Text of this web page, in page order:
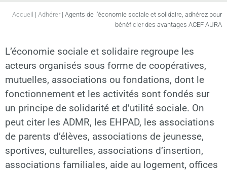
Accueil | Adhérer | Agents de l’économie sociale et solidaire, adhérez pour
bénéficier des avantages ACEF AURA
L’économie sociale et solidaire regroupe les
acteurs organisés sous forme de coopératives,
mutuelles, associations ou fondations, dont le
fonctionnement et les activités sont fondés sur
un principe de solidarité et d’utilité sociale. On
peut citer les ADMR, les EHPAD, les associations
de parents d’élèves, associations de jeunesse,
sportives, culturelles, associations d’insertion,
associations familiales, aide au logement, offices